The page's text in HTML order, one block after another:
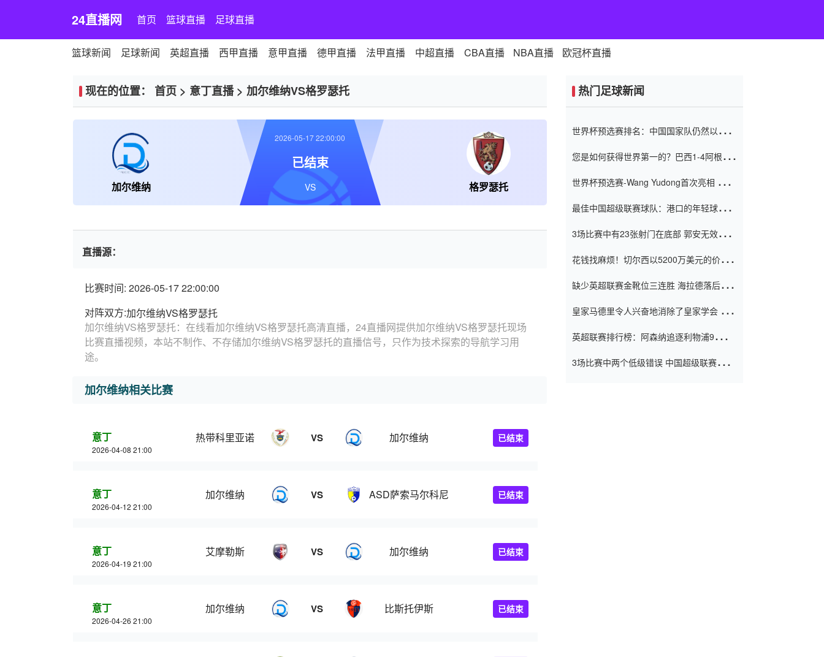
24直播网 首页 篮球直播 足球直播
篮球新闻 足球新闻 英超直播 西甲直播 意甲直播 德甲直播 法甲直播 中超直播 CBA直播 NBA直播 欧冠杯直播
现在的位置： 首页 > 意丁直播> 加尔维纳VS格罗瑟托
加尔维纳 格罗瑟托
2026-05-17 22:00:00
已结束
VS
直播源：
比赛时间: 2026-05-17 22:00:00
对阵双方:加尔维纳VS格罗瑟托
加尔维纳VS格罗瑟托：在线看加尔维纳VS格罗瑟托高清直播，24直播网提供加尔维纳VS格罗瑟托现场
比赛直播视频，本站不制作、不存储加尔维纳VS格罗瑟托的直播信号，只作为技术探索的导航学习用
途。
加尔维纳相关比赛
意丁
2026-04-08 21:00
热带科里亚诺 VS 加尔维纳 已结束
意丁
2026-04-12 21:00
加尔维纳 VS ASD萨索马尔科尼 已结束
意丁
2026-04-19 21:00
艾摩勒斯 VS 加尔维纳 已结束
意丁
2026-04-26 21:00
加尔维纳 VS 比斯托伊斯 已结束
热门足球新闻
世界杯预选赛排名：中国国家队仍然以6分
您是如何获得世界第一的？巴西1-4阿根
世界杯预选赛-Wang Yudong首次亮相 中国
最佳中国超级联赛球队：港口的年轻球员在
（Taishan）
3场比赛中有23张射门在底部 郭安无效传球
花钱找麻烦！切尔西以5200万美元的价格
窗口
缺少英超联赛金靴位三连胜 海拉德落后6球
皇家马德里令人兴奋地消除了皇家学会 安
英超联赛排行榜：阿森纳追逐利物浦9分 曼
3场比赛中两个低级错误 中国超级联赛的前